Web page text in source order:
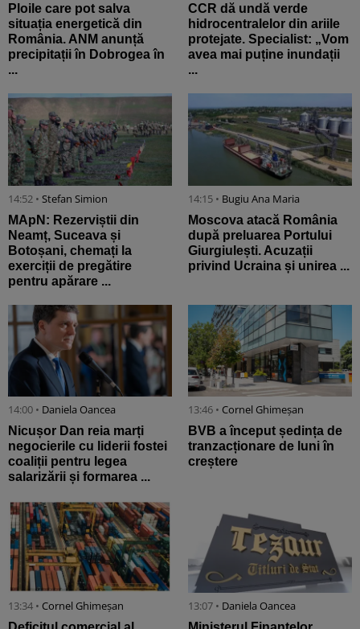
Ploile care pot salva
situația energetică din
România. ANM anunță
precipitații în Dobrogea în
...
CCR dă undă verde
hidrocentralelor din ariile
protejate. Specialist: „Vom
avea mai puține inundații
...
14:52 • Stefan Simion
MApN: Rezerviștii din
Neamț, Suceava și
Botoșani, chemați la
exerciții de pregătire
pentru apărare ...
14:15 • Bugiu ⁠Ana Maria
Moscova atacă România
după preluarea Portului
Giurgiulești. Acuzații
privind Ucraina și unirea ...
14:00 • Daniela Oancea
Nicușor Dan reia marți
negocierile cu liderii fostei
coaliții pentru legea
salarizării și formarea ...
13:46 • Cornel Ghimeșan
BVB a început ședința de
tranzacționare de luni în
creștere
13:34 • Cornel Ghimeșan 13:07 • Daniela Oancea